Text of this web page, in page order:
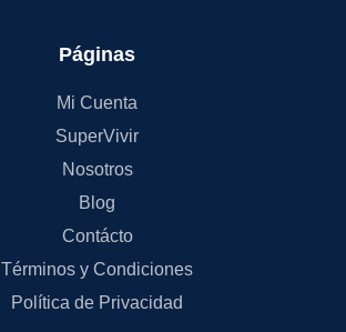
Páginas
Mi Cuenta
SuperVivir
Nosotros
Blog
Contácto
Términos y Condiciones
Política de Privacidad